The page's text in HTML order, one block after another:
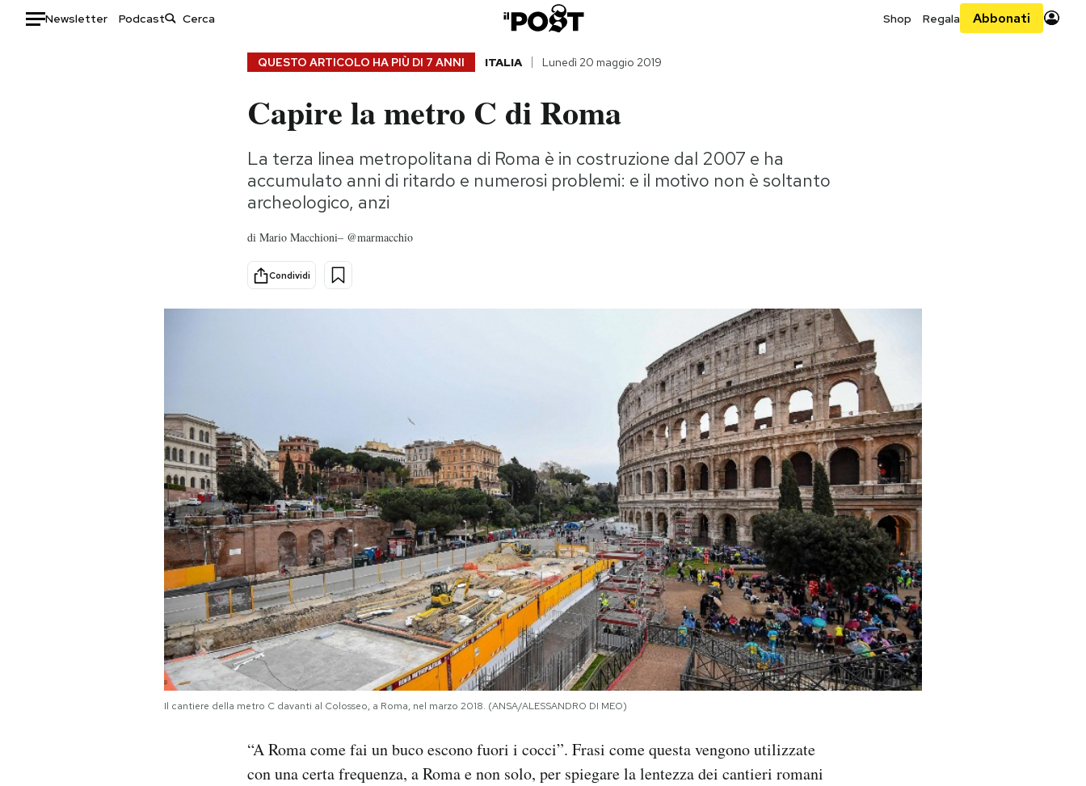
Newsletter Podcast Shop Regala Abbonati
Consumismi
Storie/Idee
AREA PERSONALE
QUESTO ARTICOLO HA PIÙ DI 7 ANNI ITALIA Lunedì 20 maggio 2019
Capire la metro C di Roma
La terza linea metropolitana di Roma è in costruzione dal 2007 e ha
accumulato anni di ritardo e numerosi problemi: e il motivo non è soltanto
archeologico, anzi
di Mario Macchioni– @marmacchio
Condividi
Il cantiere della metro C davanti al Colosseo, a Roma, nel marzo 2018. (ANSA/ALESSANDRO DI MEO)
“A Roma come fai un buco escono fuori i cocci”. Frasi come questa vengono utilizzate
con una certa frequenza, a Roma e non solo, per spiegare la lentezza dei cantieri romani